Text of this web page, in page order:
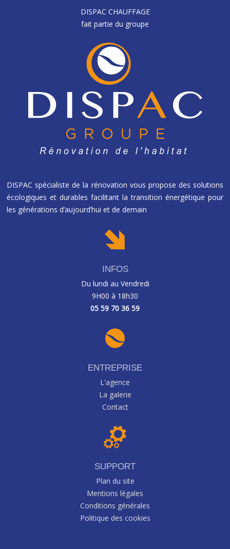
DISPAC CHAUFFAGE
fait partie du groupe
DISPAC spécialiste de la rénovation vous propose des solutions
écologiques et durables facilitant la transition énergétique pour
les générations d’aujourd’hui et de demain
INFOS
Du lundi au Vendredi
9H00 à 18h30
05 59 70 36 59
ENTREPRISE
L'agence
La galerie
Contact
SUPPORT
Plan du site
Mentions légales
Conditions générales
Politique des cookies